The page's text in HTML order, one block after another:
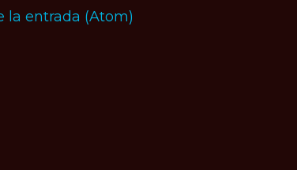
la entrada (Atom)